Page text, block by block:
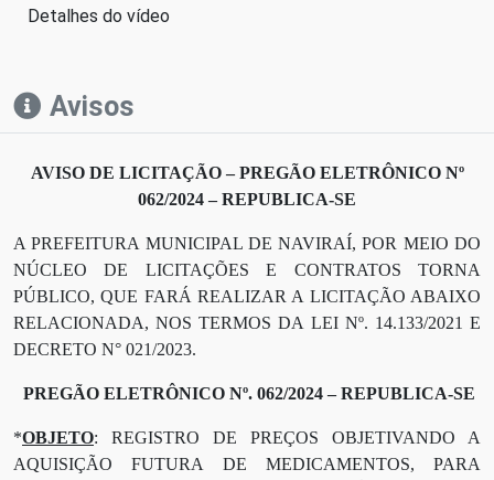
Detalhes do vídeo
Avisos
AVISO DE LICITAÇÃO – PREGÃO ELETRÔNICO Nº
062/2024– REPUBLICA-SE
A PREFEITURA MUNICIPAL DE NAVIRAÍ, POR MEIO DO
NÚCLEO DE LICITAÇÕES E CONTRATOS TORNA
PÚBLICO, QUE FARÁ REALIZAR A LICITAÇÃO ABAIXO
RELACIONADA, NOS TERMOS DA LEI Nº. 14.133/2021 E
DECRETO N° 021/2023.
PREGÃO ELETRÔNICO Nº. 062/2024– REPUBLICA-SE
*OBJETO:
REGISTRO DE PREÇOS OBJETIVANDO A
AQUISIÇÃO FUTURA DE MEDICAMENTOS, PARA